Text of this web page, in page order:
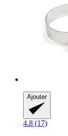
Ajouter
4.8 (17)